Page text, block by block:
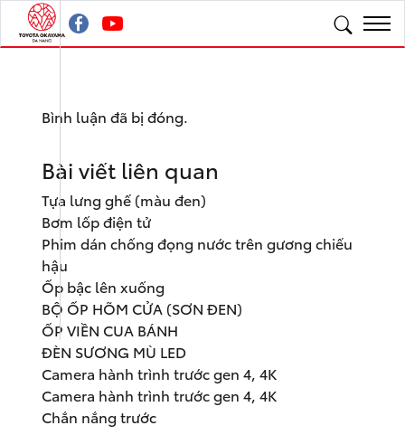
Bình luận đã bị đóng.
Bài viết liên quan
Tựa lưng ghế (màu đen)
Bơm lốp điện tử
Phim dán chống đọng nước trên gương chiếu
hậu
Ốp bậc lên xuống
BỘ ỐP HÕM CỬA (SƠN ĐEN)
ỐP VIỀN CUA BÁNH
ĐÈN SƯƠNG MÙ LED
Camera hành trình trước gen 4, 4K
Camera hành trình trước gen 4, 4K
Chắn nắng trước